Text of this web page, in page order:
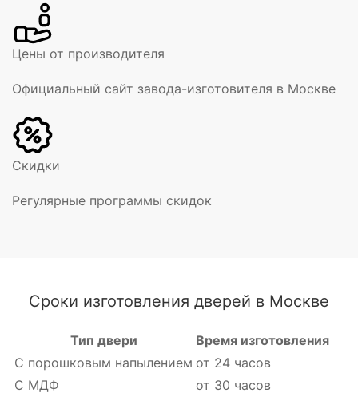
Цены от производителя
Официальный сайт завода-изготовителя в Москве
Скидки
Регулярные программы скидок
Сроки изготовления дверей в Москве
Тип двери
Время изготовления
С порошковым напылением от 24 часов
С МДФ
от 30 часов